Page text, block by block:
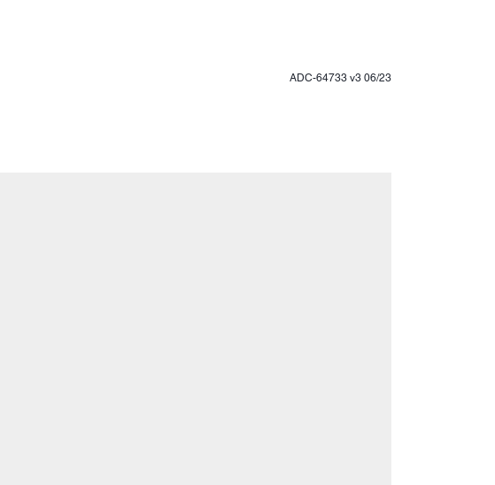
ADC-64733 v3 06/23